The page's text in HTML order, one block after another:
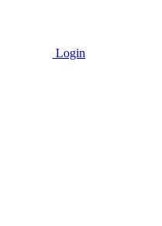
Login